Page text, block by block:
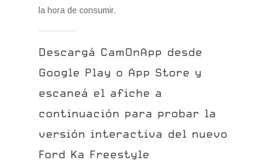
la hora de consumir.
Descargá CamOnApp desde
Google Play o App Store y
escaneá el afiche a
continuación para probar la
versión interactiva del nuevo
Ford Ka Freestyle